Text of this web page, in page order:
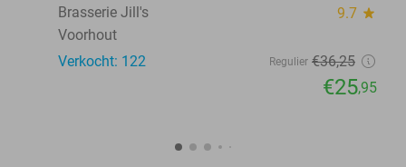
Brasserie Jill's
9.7 star
Voorhout
Verkocht: 122
Regulier €36,25
€25,95